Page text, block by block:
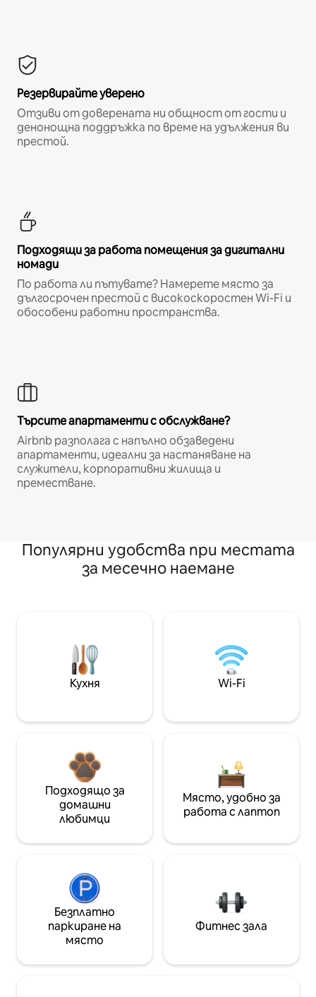
Резервирайте уверено
Отзиви от доверената ни общност от гости и
денонощна поддръжка по време на удължения ви
престой.
Подходящи за работа помещения за дигитални
номади
По работа ли пътувате? Намерете място за
дългосрочен престой с високоскоростен Wi-Fi и
обособени работни пространства.
Търсите апартаменти с обслужване?
Airbnb разполага с напълно обзаведени
апартаменти, идеални за настаняване на
служители, корпоративни жилища и
преместване.
Популярни удобства при местата
за месечно наемане
Кухня Wi-Fi
Подходящо за
домашни
любимци
Място, удобно за
работа с лаптоп
Безплатно
паркиране на
място
Фитнес зала